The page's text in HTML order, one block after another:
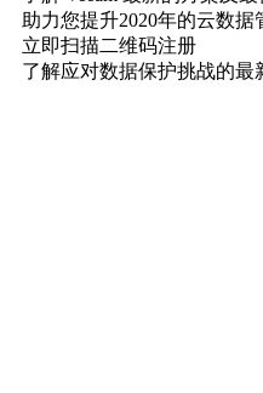
助力您提升2020年的云数据
立即扫描二维码注册
了解应对数据保护挑战的最